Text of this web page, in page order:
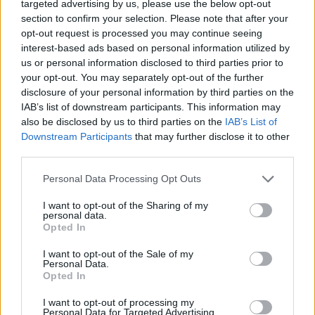
targeted advertising by us, please use the below opt-out
section to confirm your selection. Please note that after your
opt-out request is processed you may continue seeing
interest-based ads based on personal information utilized by
us or personal information disclosed to third parties prior to
your opt-out. You may separately opt-out of the further
disclosure of your personal information by third parties on the
IAB’s list of downstream participants. This information may
also be disclosed by us to third parties on the IAB’s List of
Downstream Participants that may further disclose it to other
Please note that this website/app uses one or more Google
not limited to your visit or usage behaviour. You may click to
grant or deny consent to Google and its third-party tags to
use your data for below specified purposes in below Google
consent section.
Personal Data Processing Opt Outs
I want to opt-out of the Sharing of my
personal data.
Opted In
I want to opt-out of the Sale of my
Personal Data.
Opted In
I want to opt-out of processing my
Personal Data for Targeted Advertising.
Péter.
Svatopluk Mikytát 2008-ban az év legjobb